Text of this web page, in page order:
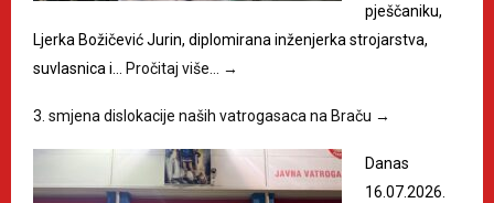
pješčaniku,
Ljerka Božičević Jurin, diplomirana inženjerka strojarstva,
suvlasnica i… Pročitaj više… →
3. smjena dislokacije naših vatrogasaca na Braču →
Danas
16.07.2026.